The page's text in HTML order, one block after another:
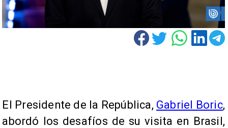
El Presidente de la República, Gabriel Boric,
abordó los desafíos de su visita en Brasil,